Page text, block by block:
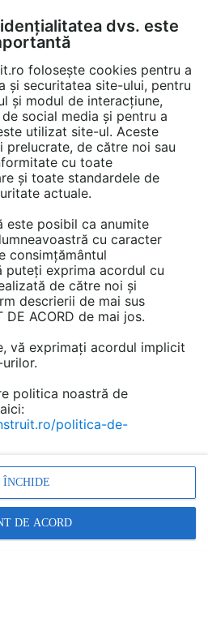
FĂ-ȚI CONT LOGIN
montaj, utilizare Baie rezidentiala
electronic pentru
E Tip HD-K,
M, VENUS E Tip
montaj, utilizare
dvs. este
folosește cookies pentru a
și securitatea site-ului, pentru
și modul de interacțiune,
social media și pentru a
utilizat site-ul. Aceste
de către noi sau
cu toate
și toate standardele de
actuale.
este posibil ca anumite
cu caracter
consimțământul
puteți exprima acordul cu
de către noi și
descrierii de mai sus
ACORD de mai jos.
vă exprimați acordul implicit
politica noastră de
politica-de-
ÎNCHIDE
DE ACORD